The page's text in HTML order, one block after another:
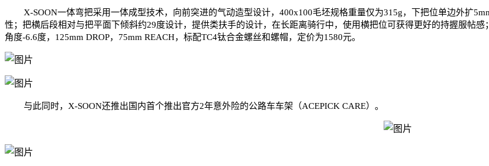
X-SOON一体弯把采用一体成型技术，向前突进的气动造型设计，400x100毛坯规格重量仅为315g，下把位单边外扩
性；把横后段相对与把平面下倾斜约29度设计，提供类扶手的设计，在长距离骑行中，使用横把位可获得更好的持握服帖
角度-6.6度，125mm DROP，75mm REACH，标配TC4钛合金螺丝和螺帽，定价为1580元。
与此同时，X-SOON还推出国内首个推出官方2年意外险的公路车车架（ACEPICK CARE）。